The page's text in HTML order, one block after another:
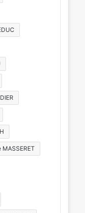
locale & société
17 juillet 2026